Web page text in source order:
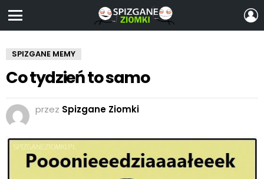
SPIZGANE MEMY
Co tydzień to samo
przez Spizgane Ziomki